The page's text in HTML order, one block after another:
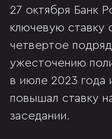
27 октября Банк
ключевую ставку
четвертое
ужесточению
в июле 2023 года
повышал ставку
заседании.